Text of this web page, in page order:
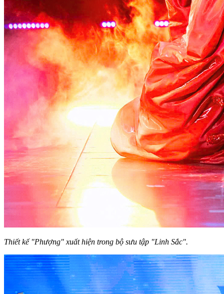
Thiết kế "Phượng" xuất hiện trong bộ sưu tập "Linh Sắc".